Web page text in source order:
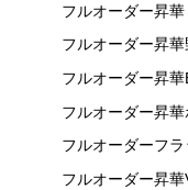
フルオーダー昇
フルオーダー昇
フルオーダー昇
フルオーダー昇
フルオーダーフ
フルオーダー昇